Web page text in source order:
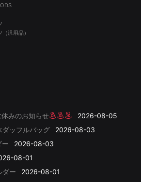
汎用品）
みのお知らせ
2026-08-05
ダッフルバッグ
2026-08-03
ー
2026-08-03
08-01
ダー
2026-08-01